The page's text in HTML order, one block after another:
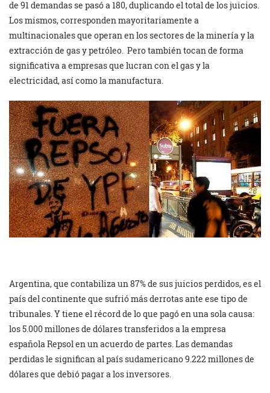
de 91 demandas se pasó a 180, duplicando el total de los juicios.
Los mismos, corresponden mayoritariamente a
multinacionales que operan en los sectores de la minería y la
extracción de gas y petróleo. Pero también tocan de forma
significativa a empresas que lucran con el gas y la
electricidad, así como la manufactura.
Argentina, que contabiliza un 87% de sus juicios perdidos, es el
país del continente que sufrió más derrotas ante ese tipo de
tribunales. Y tiene el récord de lo que pagó en una sola causa:
los 5.000 millones de dólares transferidos a la empresa
española Repsol en un acuerdo de partes. Las demandas
perdidas le significan al país sudamericano 9.222 millones de
dólares que debió pagar a los inversores.